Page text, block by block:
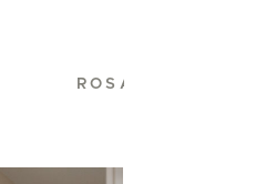
ROSARIO